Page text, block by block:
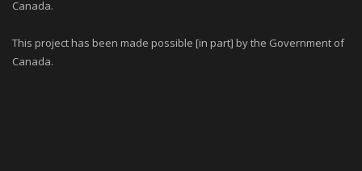
Canada.
This project has been made possible [in part] by the Government of
Canada.